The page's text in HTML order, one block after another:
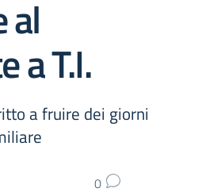
al
a T.I.
a fruire dei giorni
0